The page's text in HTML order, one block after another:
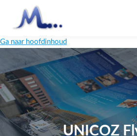
Ga naar hoofdinhoud
UNICOZ